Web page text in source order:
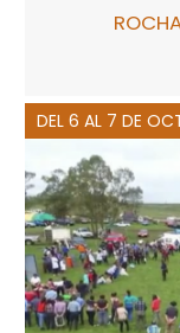
DEL 6 AL 7 DE